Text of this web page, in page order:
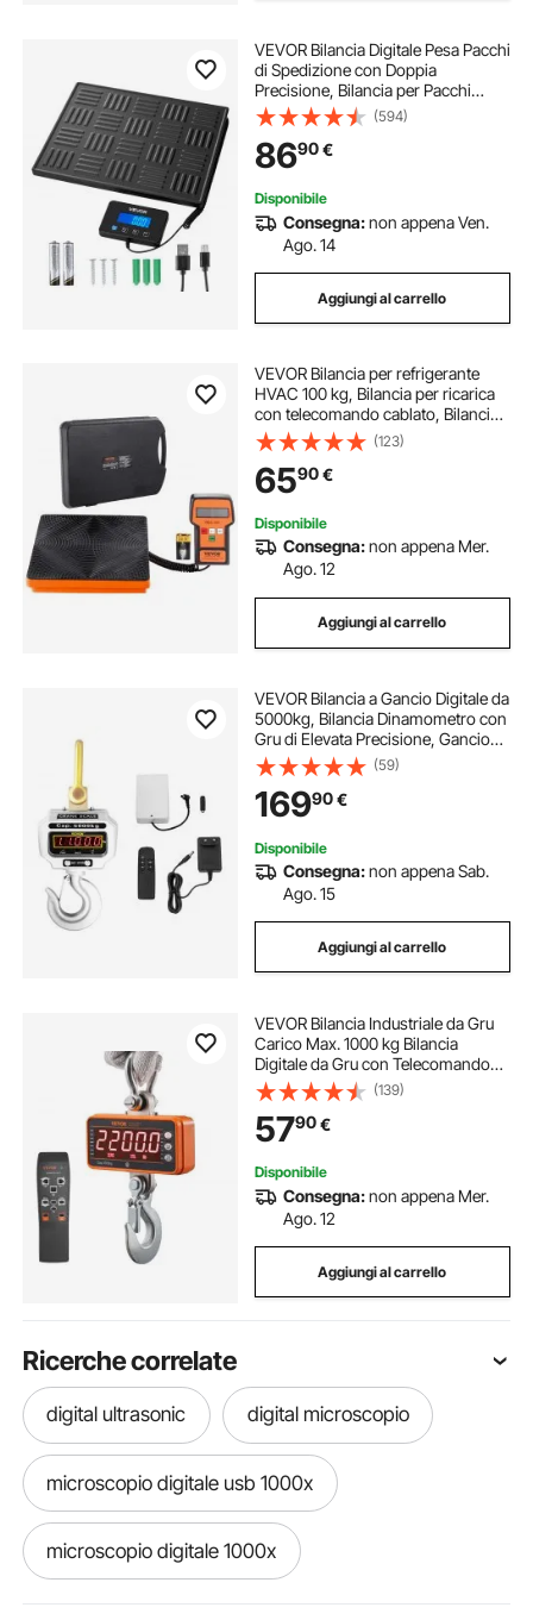
VEVOR Bilancia Digitale Pesa Pacchi
di Spedizione con Doppia
Precisione, Bilancia per Pacchi
Postale Commerciale da 300 kg,
Batteria e Cavo di Ricarica, Adatta
per Affrancature, Bagagli
(594)
8690€
Disponibile
Consegna:non appena Ven.
Ago. 14
Aggiungi al carrello
VEVOR Bilancia per refrigerante
HVAC 100 kg, Bilancia per ricarica
con telecomando cablato, Bilancia
per recupero elettronico digitale ad
alta precisione 5g con custodia
(123)
6590€
Disponibile
Consegna:non appena Mer.
Ago. 12
Aggiungi al carrello
VEVOR Bilancia a Gancio Digitale da
5000kg, Bilancia Dinamometro con
Gru di Elevata Precisione, Gancio
Elettronico Pesapersone Elettronica
Portatile con Display LCD
(59)
16990€
Disponibile
Consegna:non appena Sab.
Ago. 15
Aggiungi al carrello
VEVOR Bilancia Industriale da Gru
Carico Max. 1000 kg Bilancia
Digitale da Gru con Telecomando
Alloggiamento in Alluminio Fuso
Display a LED ad Alta Precisione,
Bilancia Digitale per Carichi Pesanti
(139)
5790€
Disponibile
Consegna:non appena Mer.
Ago. 12
Aggiungi al carrello
Ricerche correlate
digital ultrasonic digital microscopio
microscopio digitale usb 1000x
microscopio digitale 1000x